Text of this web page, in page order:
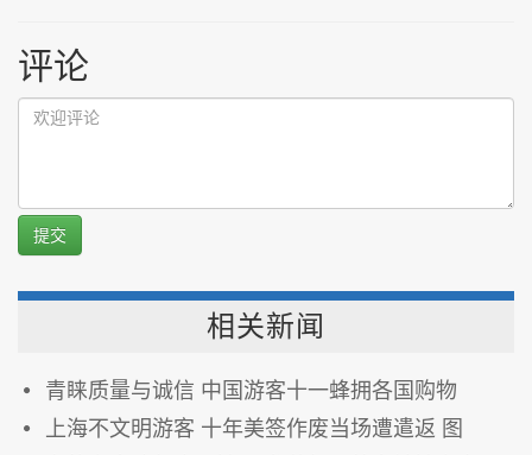
评论
提交
相关新闻
青睐质量与诚信 中国游客十一蜂拥各国购物
上海不文明游客 十年美签作废当场遭遣返 图